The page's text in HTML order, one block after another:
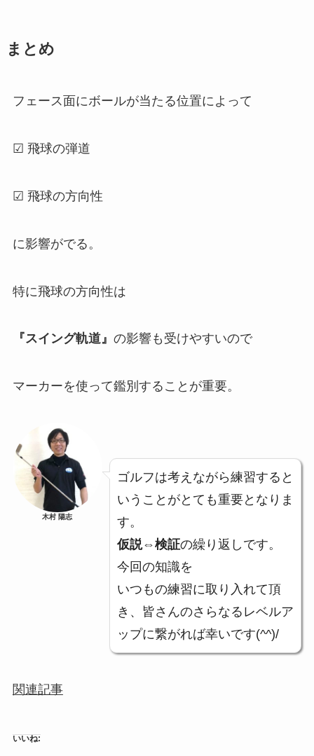
まとめ
フェース面にボールが当たる位置によって
☑ 飛球の弾道
☑ 飛球の方向性
に影響がでる。
特に飛球の方向性は
『スイング軌道』 の影響も受けやすいので
マーカーを使って鑑別することが重要。
木村 陽志
ゴルフは考えながら練習すると
いうことがとても重要となりま
す。
仮説⇔検証の繰り返しです。
今回の知識を
いつもの練習に取り入れて頂
き、皆さんのさらなるレベルア
ップに繋がれば幸いです(^^)/
関連記事
いいね: